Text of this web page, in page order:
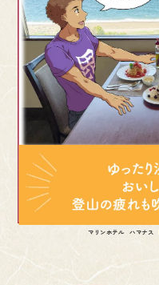
マリンホテル ハマナス